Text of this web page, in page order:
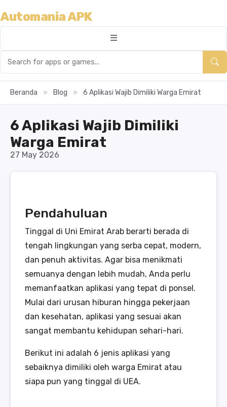
Automania APK
Beranda » Blog » 6 Aplikasi Wajib Dimiliki Warga Emirat
6 Aplikasi Wajib Dimiliki
Warga Emirat
27 May 2026
Pendahuluan
Tinggal di Uni Emirat Arab berarti berada di
tengah lingkungan yang serba cepat, modern,
dan penuh aktivitas. Agar bisa menikmati
semuanya dengan lebih mudah, Anda perlu
memanfaatkan aplikasi yang tepat di ponsel.
Mulai dari urusan hiburan hingga pekerjaan
dan kesehatan, aplikasi yang sesuai akan
sangat membantu kehidupan sehari-hari.
Berikut ini adalah 6 jenis aplikasi yang
sebaiknya dimiliki oleh warga Emirat atau
siapa pun yang tinggal di UEA.